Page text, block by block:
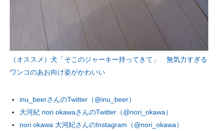
（オススメ）犬「そこのジャーキー持ってきて」 無気力すぎる
ワンコのあお向け姿がかわいい
inu_beerさんのTwitter（@inu_beer）
大河紀 nori okawaさんのTwitter（@nori_okawa）
nori okawa 大河紀さんのInstagram（@nori_okawa）